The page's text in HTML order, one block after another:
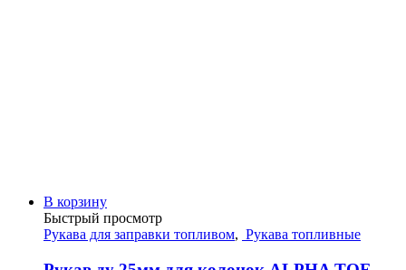
В корзину
Быстрый просмотр
Рукава для заправки топливом, Рукава топливные